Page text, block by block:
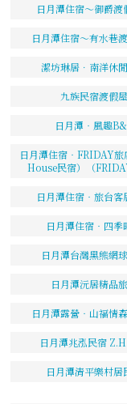
日月潭住宿～御爵渡
日月潭住宿～有水巷
潔坊琳居．南洋休
九族民宿渡假屋
日月潭‧風趣
日月潭住宿‧FRIDAY旅
House民宿）（
日月潭住宿‧旅台客
日月潭住宿‧四季
日月潭台灣黑熊網
日月潭沅居精品
日月潭露營‧山福情
日月潭兆泓民宿
日月潭清平樂村居